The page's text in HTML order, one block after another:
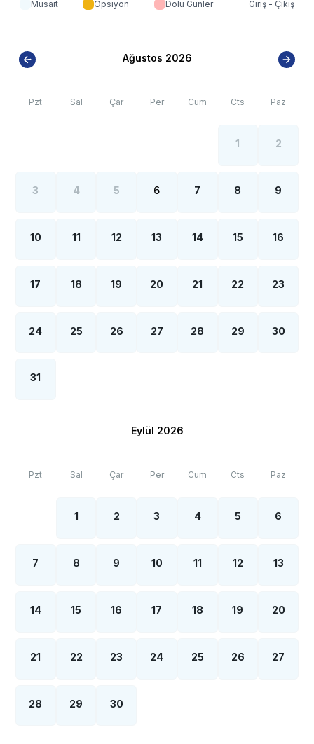
Fethiye
bölgesinde özellikle yaz aylarında yoğun nüfus
olsa internet, elektrik ve su kesintileri yaşanabilmektedir.
Müsait Opsiyon Dolu Günler Giriş - Çıkış
Ağustos 2026
Pzt Sal Çar Per Cum Cts Paz
1 2
3 4 5 6 7 8 9
10 11 12 13 14 15 16
17 18 19 20 21 22 23
24 25 26 27 28 29 30
31
Eylül 2026
Pzt Sal Çar Per Cum Cts Paz
1 2 3 4 5 6
7 8 9 10 11 12 13
14 15 16 17 18 19 20
21 22 23 24 25 26 27
28 29 30